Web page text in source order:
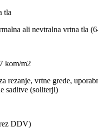
tla
ali nevtralna vrtna tla
kom/m2
rezanje, vrtne grede,
saditve (soliterji)
DDV)